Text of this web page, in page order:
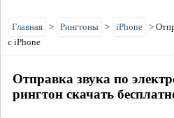
Главная > Рингтоны > iPhone >
с iPhone
Отправка звука по
рингтон скачать